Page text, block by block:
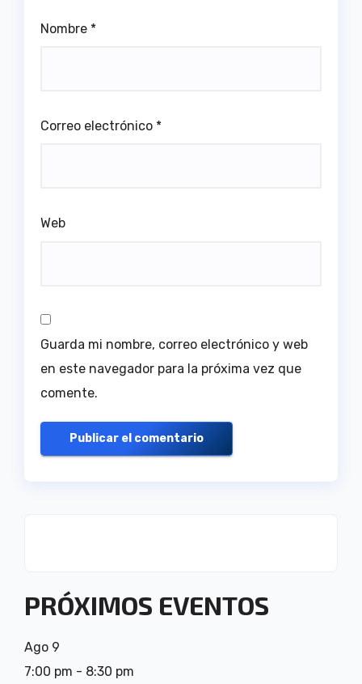
Nombre *
Correo electrónico *
Web
Guarda mi nombre, correo electrónico y web
en este navegador para la próxima vez que
comente.
PRÓXIMOS EVENTOS
Ago 9
7:00 pm - 8:30 pm